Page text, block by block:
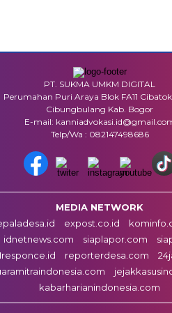
PT. SUKMA UMKM DIGITAL
Perumahan Puri Araya Blok FA11 Cibatok
Cibungbulang Kab. Bogor
E-mail:
Telp/Wa : 082147498686
MEDIA NETWORK
expost.co.id
idnetnews.com siaplapor.com
reporterdesa.com
kabarharianindonesia.com